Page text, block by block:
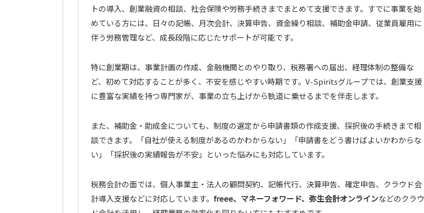
トの導入、創業融資の相談、社会保険や労務手続きまでまとめて支援できます。すでに事業を始
めている方には、日々の記帳、月次会計、決算申告、資金繰り相談、補助金申請、従業員雇用に
伴う労務管理など、成長段階に応じたサポートが可能です。
特に創業期は、事業計画の作成、金融機関とのやり取り、税務署への届出、経理体制の整備な
ど、初めて対応することが多く、不安を感じやすい時期です。V-Spiritsグループでは、創業支援
に豊富な実績を持つ専門家が、事業の立ち上げから軌道に乗せるまでを伴走します。
また、補助金・助成金についても、制度の選定から申請書類の作成支援、採択後の手続きまで相
談できます。「自社が使える制度があるのかわからない」「申請書をどう書けばよいかわからな
い」「採択後の実績報告が不安」といった悩みにも対応しています。
税務会計の面では、個人事業主・法人の顧問契約、記帳代行、決算申告、確定申告、クラウド会
計導入支援などに対応しています。 freee、マネーフォワード、弥生会計オンラインなどのクラウ